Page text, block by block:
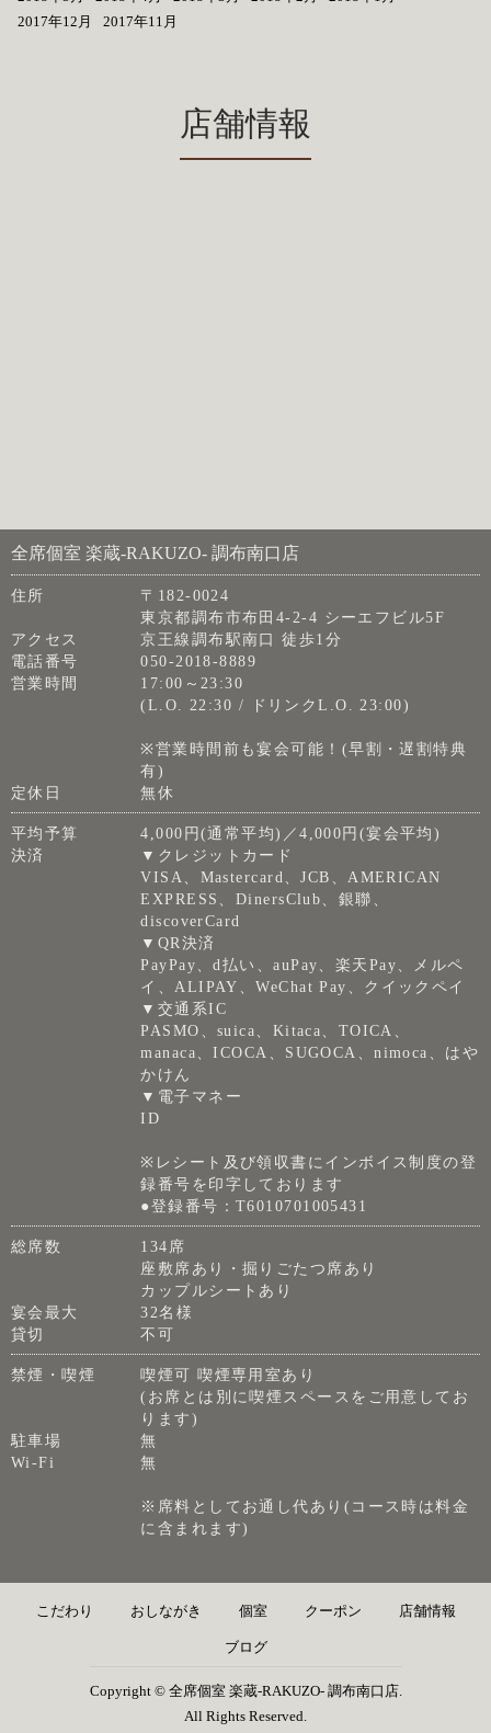
2017年12月
2017年11月
店舗情報
全席個室 楽蔵‐RAKUZO‐ 調布南口店
住所
〒182-0024
東京都調布市布田4-2-4 シーエフビル5F
アクセス
京王線調布駅南口 徒歩1分
電話番号
050-2018-8889
営業時間
17:00～23:30
(L.O. 22:30 / ドリンクL.O. 23:00)
※営業時間前も宴会可能！(早割・遅割特典
有)
定休日
無休
平均予算
4,000円(通常平均)／4,000円(宴会平均)
決済
▼クレジットカード
VISA、Mastercard、JCB、AMERICAN
EXPRESS、DinersClub、銀聯、
discoverCard
▼QR決済
PayPay、d払い、auPay、楽天Pay、メルペ
イ、ALIPAY、WeChat Pay、クイックペイ
▼交通系IC
PASMO、suica、Kitaca、TOICA、
manaca、ICOCA、SUGOCA、nimoca、はや
かけん
▼電子マネー
ID
※レシート及び領収書にインボイス制度の登
録番号を印字しております
●登録番号：T6010701005431
総席数
134席
座敷席あり・掘りごたつ席あり
カップルシートあり
宴会最大
32名様
貸切
不可
禁煙・喫煙
喫煙可 喫煙専用室あり
(お席とは別に喫煙スペースをご用意してお
ります)
駐車場
無
Wi-Fi
無
※席料としてお通し代あり(コース時は料金
に含まれます)
こだわり おしながき 個室 クーポン 店舗情報
ブログ
Copyright © 全席個室 楽蔵‐RAKUZO‐ 調布南口店.
All Rights Reserved.